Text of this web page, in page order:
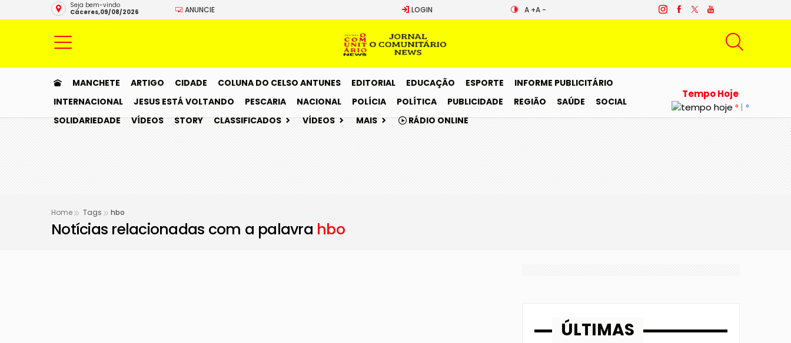
Seja bem-vindo
Cáceres,09/08/2026
ANUNCIE LOGIN A +A -
MANCHETE ARTIGO CIDADE COLUNA DO CELSO ANTUNES EDITORIAL EDUCAÇÃO ESPORTE
INFORME PUBLICITÁRIO
INTERNACIONAL
JESUS ESTÁ VOLTANDO PESCARIA NACIONAL POLÍCIA POLÍTICA PUBLICIDADE REGIÃO SAÚDE
SOCIAL
SOLIDARIEDADE
VÍDEOS STORY CLASSIFICADOS VÍDEOS MAIS RÁDIO ONLINE
Tempo Hoje
° | °
Home Tags hbo
Notícias relacionadas com a palavra hbo
ÚLTIMAS